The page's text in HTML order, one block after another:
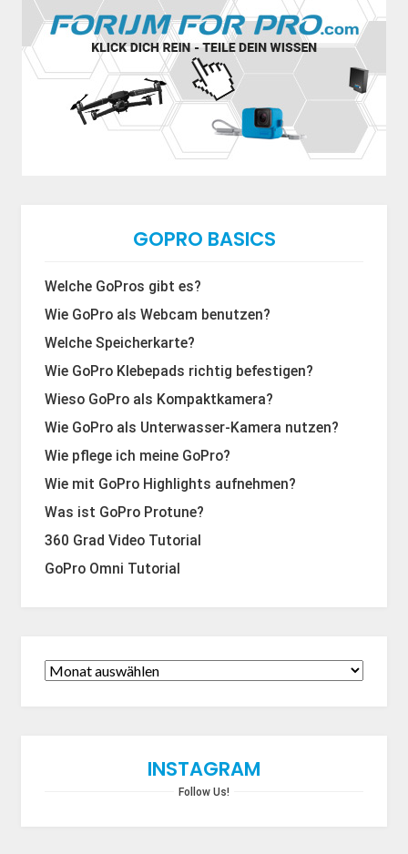
GOPRO BASICS
Welche GoPros gibt es?
Wie GoPro als Webcam benutzen?
Welche Speicherkarte?
Wie GoPro Klebepads richtig befestigen?
Wieso GoPro als Kompaktkamera?
Wie GoPro als Unterwasser-Kamera nutzen?
Wie pflege ich meine GoPro?
Wie mit GoPro Highlights aufnehmen?
Was ist GoPro Protune?
360 Grad Video Tutorial
GoPro Omni Tutorial
INSTAGRAM
Follow Us!